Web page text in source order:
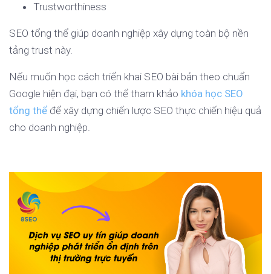
Trustworthiness
SEO tổng thể giúp doanh nghiệp xây dựng toàn bộ nền
tảng trust này.
Nếu muốn học cách triển khai SEO bài bản theo chuẩn
Google hiện đại, bạn có thể tham khảo khóa học SEO
tổng thể để xây dựng chiến lược SEO thực chiến hiệu quả
cho doanh nghiệp.